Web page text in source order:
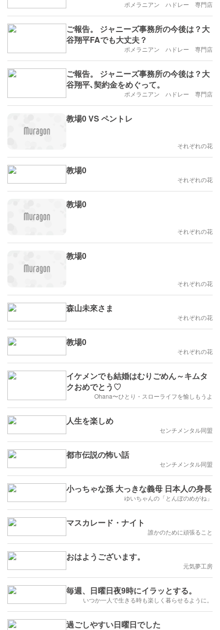
ポメラニアン ハドレー 専門店
ご報告。 ジャニーズ事務所の今後は？大
谷翔平FAでも大丈夫？
ポメラニアン ハドレー 専門店
ご報告。 ジャニーズ事務所の今後は？大
谷翔平､契約金をめぐって。
ポメラニアン ハドレー 専門店
教場0 VS ペントレ
それぞれの花
教場0
それぞれの花
教場0
それぞれの花
教場0
それぞれの花
森山未來さま
それぞれの花
教場0
それぞれの花
イケメンでも結婚はむりごめん～キムタ
クおめでとう♡
Ohana〜ひとり・スローライフを愉しもうよ
人生を楽しめ
センチメンタル同盟
都市伝説の怖い話
センチメンタル同盟
小っちゃな孫 大っきな義母 日本人の身長
ゆいちゃんの「とんぼのめがね」
マスカレード・ナイト
誰かのために頑張ること
おはようございます。
元気夢工房
毎週、日曜日夜9時にイラッとする。
いつか一人で生きる時も楽しく暮らせるように。
過ごしやすい日曜日でした